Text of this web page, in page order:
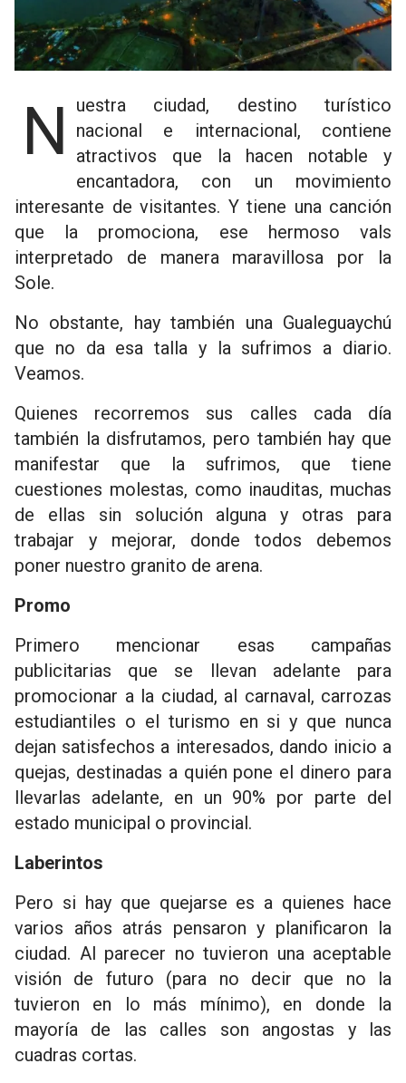
Nuestra ciudad, destino turístico
nacional e internacional, contiene
atractivos que la hacen notable y
encantadora, con un movimiento
interesante de visitantes. Y tiene una canción
que la promociona, ese hermoso vals
interpretado de manera maravillosa por la
Sole.
No obstante, hay también una Gualeguaychú
que no da esa talla y la sufrimos a diario.
Veamos.
Quienes recorremos sus calles cada día
también la disfrutamos, pero también hay que
manifestar que la sufrimos, que tiene
cuestiones molestas, como inauditas, muchas
de ellas sin solución alguna y otras para
trabajar y mejorar, donde todos debemos
poner nuestro granito de arena.
Promo
Primero mencionar esas campañas
publicitarias que se llevan adelante para
promocionar a la ciudad, al carnaval, carrozas
estudiantiles o el turismo en si y que nunca
dejan satisfechos a interesados, dando inicio a
quejas, destinadas a quién pone el dinero para
llevarlas adelante, en un 90% por parte del
estado municipal o provincial.
Laberintos
Pero si hay que quejarse es a quienes hace
varios años atrás pensaron y planificaron la
ciudad. Al parecer no tuvieron una aceptable
visión de futuro (para no decir que no la
tuvieron en lo más mínimo), en donde la
mayoría de las calles son angostas y las
cuadras cortas.